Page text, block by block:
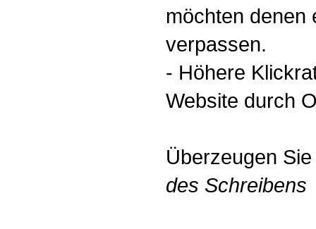
möchten denen
verpassen.
- Höhere
Website durch
Überzeugen
des Schreibens